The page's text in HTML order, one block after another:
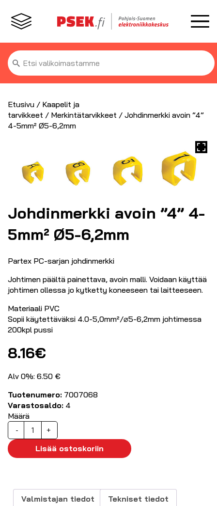
Etsi:
Etusivu / Kaapelit ja
tarvikkeet / Merkintätarvikkeet / Johdinmerkki avoin ”4”
4-5mm² Ø5-6,2mm
Johdinmerkki avoin ”4” 4-
5mm² Ø5-6,2mm
Partex PC-sarjan johdinmerkki
Johtimen päältä painettava, avoin malli. Voidaan käyttää
johtimen ollessa jo kytketty koneeseen tai laitteeseen.
Materiaali PVC
Sopii käytettäväksi 4.0-5,0mm²/⌀5-6,2mm johtimessa
200kpl pussi
8.16€
Alv 0%: 6.50 €
Tuotenumero: 7007068
Varastosaldo: 4
Määrä
-
Johdinmerkki
avoin
4-
6,2mm
määrä
+
Lisää ostoskoriin
Valmistajan tiedot Tekniset tiedot